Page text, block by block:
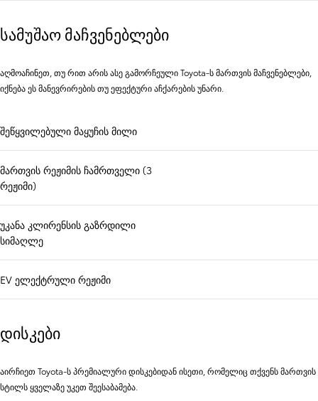
სამუშაო მაჩვენებლები
აღმოაჩინეთ, თუ რით არის ასე გამორჩეული Toyota-ს მართვის მაჩვენებლები,
იქნება ეს მანევრირების თუ ეფექტური აჩქარების უნარი.
შეწყვილებული მაყუჩის მილი
მართვის რეჟიმის ჩამრთველი (3
რეჟიმი)
უკანა კლირენსის გაზრდილი
სიმაღლე
EV ელექტრული რეჟიმი
დისკები
აირჩიეთ Toyota-ს პრემიალური დისკებიდან ისეთი, რომელიც თქვენს მართვის
სტილს ყველაზე უკეთ შეესაბამება.